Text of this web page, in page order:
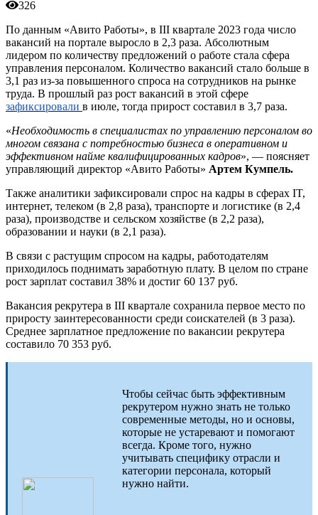
326
По данным «Авито Работы», в III квартале 2023 года число
вакансий на портале выросло в 2,3 раза. Абсолютным
лидером по количеству предложений о работе стала сфера
управления персоналом. Количество вакансий стало больше в
3,1 раз из-за повышенного спроса на сотрудников на рынке
труда. В прошлый раз рост вакансий в этой сфере
зафиксировали в июле, тогда прирост составил в 3,7 раза.
«Необходимость в специалистах по управлению персоналом во
многом связана с потребностью бизнеса в оперативном и
эффективном найме квалифицированных кадров», — поясняет
управляющий директор «Авито Работы» Артем Кумпель.
Также аналитики зафиксировали спрос на кадры в сферах IT,
интернет, телеком (в 2,8 раза), транспорте и логистике (в 2,4
раза), производстве и сельском хозяйстве (в 2,2 раза),
образовании и науки (в 2,1 раза).
В связи с растущим спросом на кадры, работодателям
приходилось поднимать заработную плату. В целом по стране
рост зарплат составил 38% и достиг 60 137 руб.
Вакансия рекрутера в III квартале сохранила первое место по
приросту заинтересованности среди соискателей (в 3 раза).
Среднее зарплатное предложение по вакансии рекрутера
составило 70 353 руб.
Чтобы сейчас быть эффективным
рекрутером нужно знать не только
современные методы, но и основы,
которые не устаревают и помогают
всегда. Кроме того, нужно
учитывать специфику отрасли и
категории персонала, который
нужно найти.